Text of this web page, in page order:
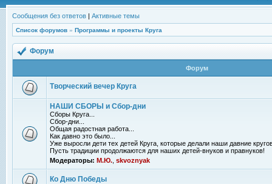
Сообщения без ответов | Активные темы
Список форумов » Программы и проекты Круга
Форум
Форум
Творческий вечер Круга
НАШИ СБОРЫ и Сбор-дни
Сборы Круга...
Сбор-дни...
Общая радостная работа...
Как давно это было...
Уже выросли дети тех детей Круга, которые делали наши давние
Пусть традиции продолжаются для наших детей-внуков и правнуков!
Модераторы: М.Ю. skvoznyak
Ко Дню Победы